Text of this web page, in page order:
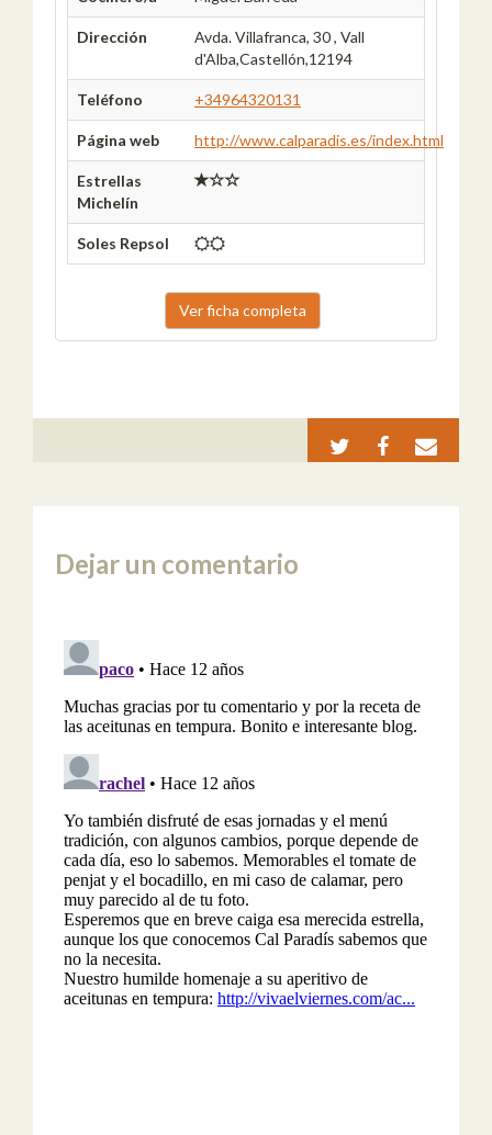
Dirección
Avda. Villafranca, 30 , Vall
d'Alba,Castellón,12194
Teléfono +34964320131
Página web http://www.calparadis.es/index.html
Estrellas
Michelín
Soles Repsol
Ver ficha completa
Dejar un comentario